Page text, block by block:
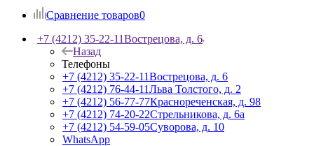
Сравнение товаров0
+7 (4212) 35-22-11Вострецова, д. 6
Назад
Телефоны
+7 (4212) 35-22-11Вострецова, д. 6
+7 (4212) 76-44-11Льва Толстого, д. 2
+7 (4212) 56-77-77Краснореченская, д. 98
+7 (4212) 74-20-22Стрельникова, д. 6а
+7 (4212) 54-59-05Суворова, д. 10
WhatsApp